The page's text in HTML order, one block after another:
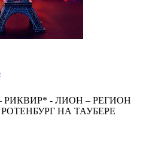
РИКВИР* - ЛИОН – РЕГИОН
НА ТАУБЕРЕ